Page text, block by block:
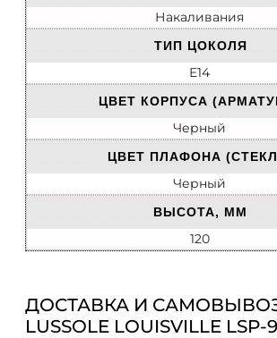
Накаливания
ТИП ЦОКОЛЯ
E14
ЦВЕТ КОРПУСА
Черный
ЦВЕТ ПЛАФОНА
Черный
ВЫСОТА, ММ
120
ДОСТАВКА И
LUSSOLE LOUISVILLE LSP-